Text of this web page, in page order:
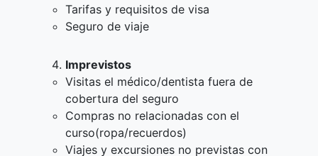
Tarifas y requisitos de visa
Seguro de viaje
Imprevistos
Visitas el médico/dentista fuera de
cobertura del seguro
Compras no relacionadas con el
curso(ropa/recuerdos)
Viajes y excursiones no previstas con